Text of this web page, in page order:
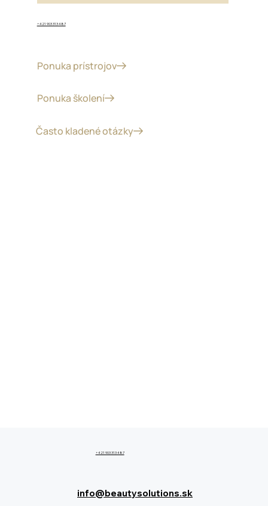
+421 903 313 487
Ponuka prístrojov
Ponuka školení
Často kladené otázky
info@beautysolutions.sk
+421 903 313 487